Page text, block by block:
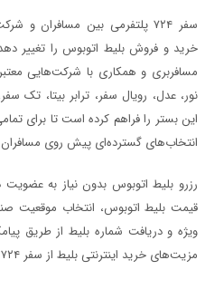
سفر ۷۲۴ پلتفرمی بین مسافران
خرید و فروش بلیط اتوبوس را تغییر
مسافربری و همکاری با شرکت‌هایی
نور، عدل، رویال سفر، ترابر بیتا، تک
این بستر را فراهم کرده است تا برای
انتخاب‌های گسترده‌ای پیش روی مسافران
رزرو بلیط اتوبوس بدون نیاز به
قیمت بلیط اتوبوس، انتخاب موقعیت
ویژه و دریافت شماره‌ بلیط از طریق
مزیت‌های خرید اینترنتی بلیط از سفر ۷۲۴ هستند.